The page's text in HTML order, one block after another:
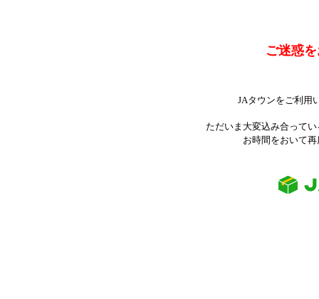
ご迷惑
JAタウンをご利用
ただいま大変込み合って
お時間をおいて